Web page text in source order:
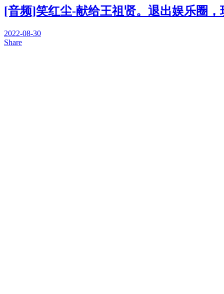
[音频]笑红尘-献给王祖贤。退出娱乐圈
2022-08-30
Share